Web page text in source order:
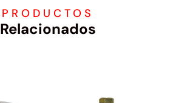
PRODUCTOS
Relacionados